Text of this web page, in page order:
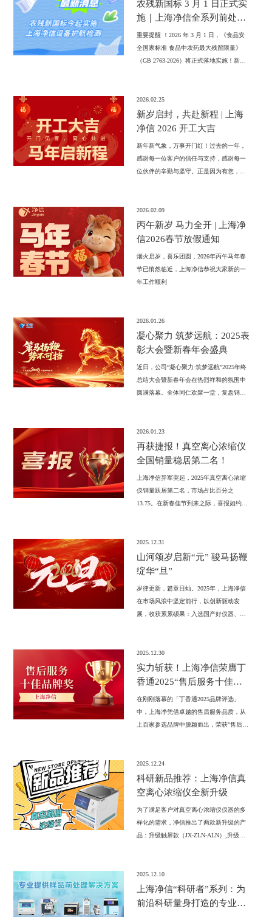
农残新国标 3 月 1 日正式实
施｜上海净信全系列前处理
设备，一站式赋能合规有效
检测
重要提醒 ！2026 年 3 月 1 日，《食品安
全国家标准 食品中农药最大残留限量》
（GB 2763-2026）将正式落地实施！新版
检测范围、参数要求全面升级，对实验室
前处理全流程的效率、精准度提出严苛考
验。
2026.02.25
新岁启封，共赴新程 | 上海
净信 2026 开工大吉
新年新气象，万事开门红！过去的一年，
感谢每一位客户的信任与支持，感谢每一
位伙伴的辛勤与坚守。正是因为有您，我
诚信、共赢的初心，以更饱满的热情、更
专业的态度、更优质的产品与服务，与您
携手并进，共创佳绩！
2026.02.09
丙午新岁 马力全开 | 上海净
信2026春节放假通知
烟火启岁，喜乐团圆，2026年丙午马年春
节已悄然临近，上海净信恭祝大家新的一
年工作顺利
2026.01.26
凝心聚力 筑梦远航：2025表
彰大会暨新春年会盛典
近日，公司“凝心聚力·筑梦远航”2025年终
总结大会暨新春年会在热烈祥和的氛围中
圆满落幕。全体同仁欢聚一堂，复盘销售
的星辰大海。
2026.01.23
再获捷报！真空离心浓缩仪
全国销量稳居第二名！
上海净信异军突起，2025年真空离心浓缩
仪销量跃居第二名，市场占比百分之
13.75。在新春佳节到来之际，喜报如约而
示，上海净信以13.75%的台数占比，稳居
全国市场第二；并以7.64%的金额占比，位
列全国第四
2025.12.31
山河颂岁启新“元” 骏马扬鞭
绽华“旦”
岁律更新，篇章日灿。2025年，上海净信
在市场风浪中坚定前行，以创新驱动发
展，收获累累硕果：入选国产好仪器、推
刊，更首次亮相迪拜国际展会，斩获售后
服务十佳品牌殊荣。这一年，我们凝心聚
力深耕科研服务，携手合作伙伴拓展全球
信将继续秉持工匠精神，以优质产品与专
业服务，与全体同事、合作伙伴及广大客
户共启新篇，书写国产仪器发展新篇章！
2025.12.30
实力斩获！上海净信荣膺丁
香通2025“售后服务十佳品
牌奖”
在刚刚落幕的「丁香通2025品牌评选」
中，上海净凭借卓越的售后服务品质，从
上百家参选品牌中脱颖而出，荣获"售后服
2025.12.24
科研新品推荐：上海净信真
空离心浓缩仪全新升级
为了满足客户对真空离心浓缩仪仪器的多
样化的需求，净信推出了两款新升级的产
品：升级触屏款（JX-ZLN-ALN）,升级冷
同时体积更小巧，能有效节约实验室的桌
面空间；程序升级到64组；增加挂壁式离
心成像仪，实时查看浓缩状态。
2025.12.10
上海净信“科研者”系列：为
前沿科研量身打造的专业解